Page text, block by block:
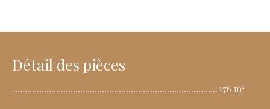
Détail des pièces
176 m²